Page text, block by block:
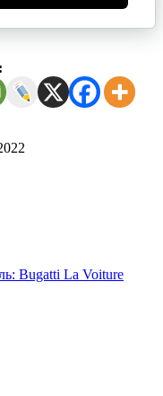
Bugatti La Voiture